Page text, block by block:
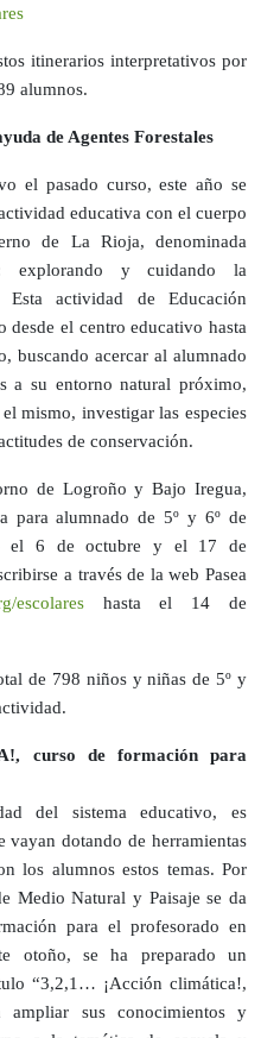
itinerarios interpretativos por
alumnos.
de Agentes Forestales
el pasado curso, este año se
educativa con el cuerpo
de La Rioja, denominada
explorando y cuidando la
actividad de Educación
el centro educativo hasta
buscando acercar al alumnado
a su entorno natural próximo,
mismo, investigar las especies
de conservación.
de Logroño y Bajo Iregua,
para alumnado de 5º y 6º de
el 6 de octubre y el 17 de
a través de la web Pasea
escolareshasta el 14 de
de 798 niños y niñas de 5º y
curso de formación para
del sistema educativo, es
vayan dotando de herramientas
los alumnos estos temas. Por
Medio Natural y Paisaje se da
para el profesorado en
otoño, se ha preparado un
“3,2,1… ¡Acción climática!,
sus conocimientos y